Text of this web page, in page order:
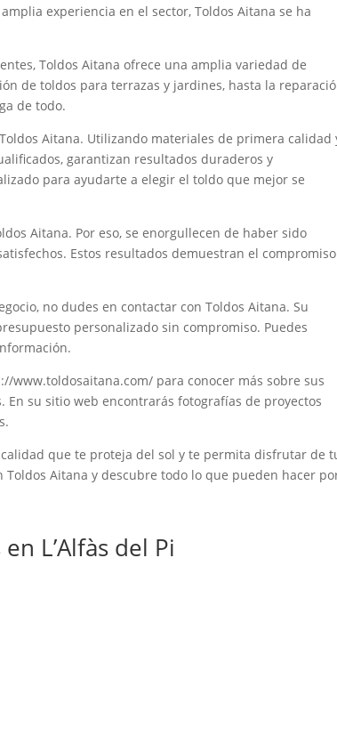
experiencia en el sector, Toldos Aitana se ha
Toldos Aitana ofrece una amplia variedad de
de toldos para terrazas y jardines, hasta la
de todo.
Aitana. Utilizando materiales de primera calidad
garantizan resultados duraderos y
para ayudarte a elegir el toldo que mejor se
Aitana. Por eso, se enorgullecen de haber sido
Estos resultados demuestran el
no dudes en contactar con Toldos Aitana. Su
personalizado sin compromiso. Puedes
www.toldosaitana.com/ para conocer más sobre sus
su sitio web encontrarás fotografías de proyectos
que te proteja del sol y te permita disfrutar de
Aitana y descubre todo lo que pueden hacer
L’Alfàs del Pi